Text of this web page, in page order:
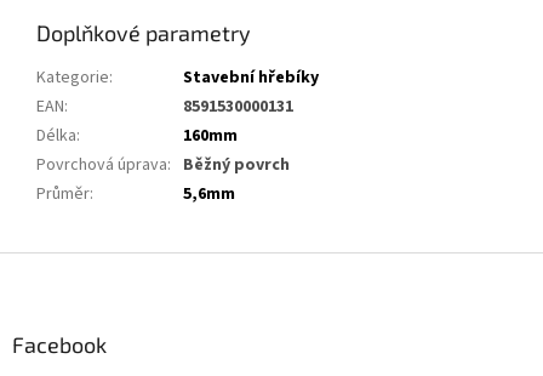
Doplňkové parametry
Kategorie:
Stavební hřebíky
EAN:
8591530000131
Délka:
160mm
Povrchová úprava: Běžný povrch
Průměr: 5,6mm
Facebook